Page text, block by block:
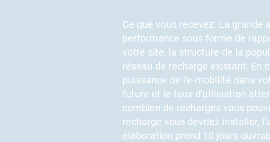
Ce que vous recevez: La
performance sous forme de
votre site, la structure de la
réseau de recharge existant. En
puissance de l'e-mobilité dans
future et le taux d'utilisation
combien de recharges vous
recharge vous devriez installer,
élaboration prend 10 jours